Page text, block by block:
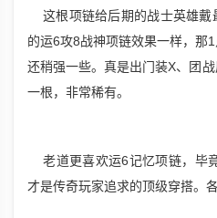
这根项链给后期的战士英雄戴
的运6攻8战神项链效果一样，那
还稍强一些。真是出门装X、团
一根，非常稀有。
老道更喜欢运6记忆项链，毕
才是传奇玩家追求的顶级穿搭。